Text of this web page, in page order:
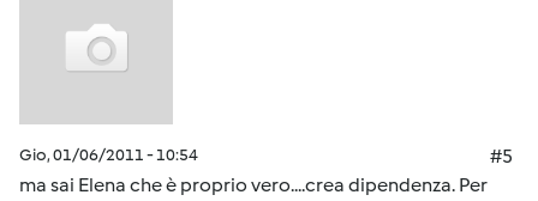
Gio, 01/06/2011 - 10:54
#5
ma sai Elena che è proprio vero....crea dipendenza. Per